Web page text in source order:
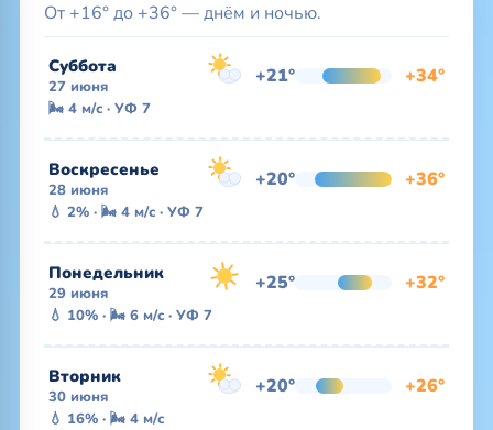
От +16° до +36° — днём и ночью.
Суббота
27 июня +21° +34°
🌬 4 м/с · УФ 7
Воскресенье
28 июня +20° +36°
💧 2% · 🌬 4 м/с · УФ 7
Понедельник
29 июня +25° +32°
💧 10% · 🌬 6 м/с · УФ 7
Вторник
30 июня +20° +26°
💧 16% · 🌬 4 м/с